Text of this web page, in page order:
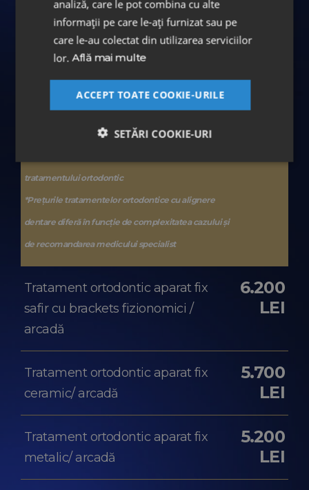
Tratament ortodontic cu
ALIGNERE SPARK™Prețuri
începând de la:
Tratament ortodontic cu
ALIGNERE FAS (FACE ALIGNER
Prețuri începând de la:
tratamentului ortodontic
*Prețurile tratamentelor ortodontice cu alignere
dentare diferă în funcție de complexitatea cazului și
de recomandarea medicului specialist
EUR
Tratament ortodontic aparat fix
safir cu brackets fizionomici /
arcadă
6.200
LEI
Tratament ortodontic aparat fix
ceramic/ arcadă
5.700
LEI
Tratament ortodontic aparat fix
metalic/ arcadă
5.200
LEI
analiză, care le pot combina cu alte
informații pe care le-ați furnizat sau pe
care le-au colectat din utilizarea serviciilor
lor.Află mai multe
ACCEPT TOATE COOKIE-URILE
SETĂRI COOKIE-URI